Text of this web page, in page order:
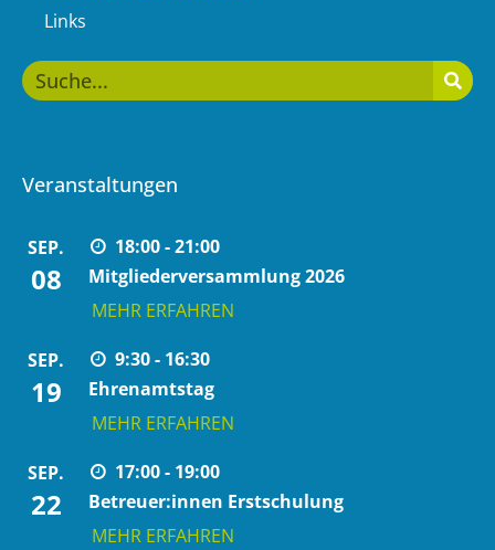
Links
Veranstaltungen
SEP.
08
18:00 - 21:00
Mitgliederversammlung 2026
MEHR ERFAHREN
SEP.
19
9:30 - 16:30
Ehrenamtstag
MEHR ERFAHREN
SEP.
22
17:00 - 19:00
Betreuer:innen Erstschulung
MEHR ERFAHREN